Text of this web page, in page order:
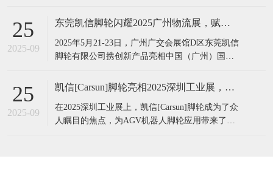
年7月31日-8月2日 展会地点：越南
25
2025-09
​东莞凯信脚轮闪耀2025广州物流展，赋能智慧物流新未来‌
​2025年5月21-23日，广州广交会展馆D区东莞凯信
脚轮有限公司携创新产品亮相‌中国（广州）国际
展览会，成为展会焦点之一。作为脚轮行业领军
轮、重型物流万向轮及防静电、耐高温等差异化
产品，为智慧物流
25
2025-09
凯信[Carsun]脚轮亮相2025深圳工业展，引领AGV机器人脚轮新变革
​在2025深圳工业展上，凯信[Carsun]脚轮成为了众
人瞩目的焦点，为AGV机器人脚轮应用带来了前